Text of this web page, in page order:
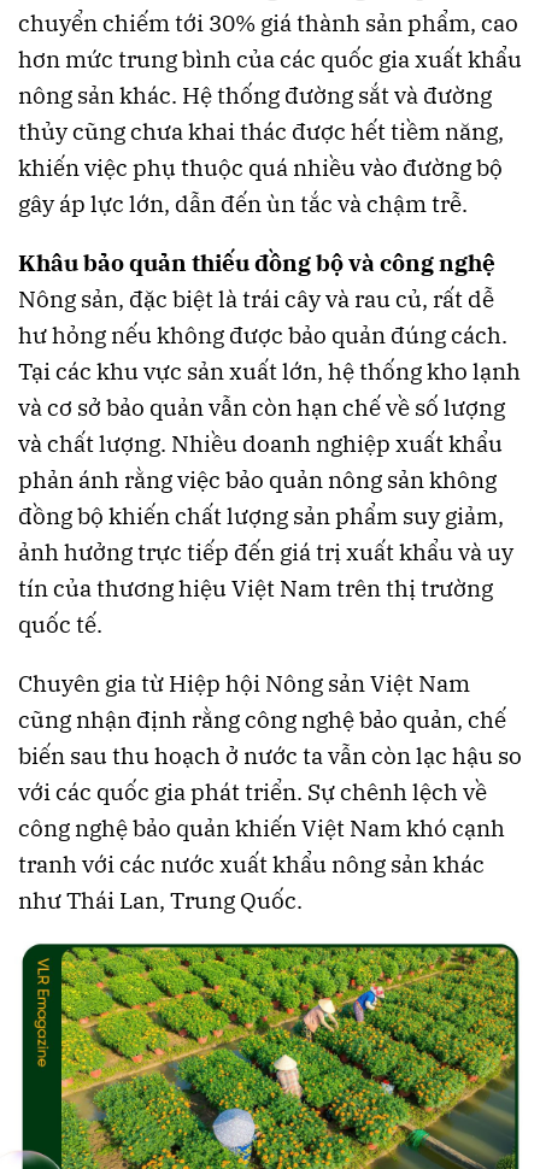
chuyển chiếm tới 30% giá thành sản phẩm, cao
hơn mức trung bình của các quốc gia xuất khẩu
nông sản khác. Hệ thống đường sắt và đường
thủy cũng chưa khai thác được hết tiềm năng,
khiến việc phụ thuộc quá nhiều vào đường bộ
gây áp lực lớn, dẫn đến ùn tắc và chậm trễ.
Khâu bảo quản thiếu đồng bộ và công nghệ
Nông sản, đặc biệt là trái cây và rau củ, rất dễ
hư hỏng nếu không được bảo quản đúng cách.
Tại các khu vực sản xuất lớn, hệ thống kho lạnh
và cơ sở bảo quản vẫn còn hạn chế về số lượng
và chất lượng. Nhiều doanh nghiệp xuất khẩu
phản ánh rằng việc bảo quản nông sản không
đồng bộ khiến chất lượng sản phẩm suy giảm,
ảnh hưởng trực tiếp đến giá trị xuất khẩu và uy
tín của thương hiệu Việt Nam trên thị trường
quốc tế.
Chuyên gia từ Hiệp hội Nông sản Việt Nam
cũng nhận định rằng công nghệ bảo quản, chế
biến sau thu hoạch ở nước ta vẫn còn lạc hậu so
với các quốc gia phát triển. Sự chênh lệch về
công nghệ bảo quản khiến Việt Nam khó cạnh
tranh với các nước xuất khẩu nông sản khác
như Thái Lan, Trung Quốc.